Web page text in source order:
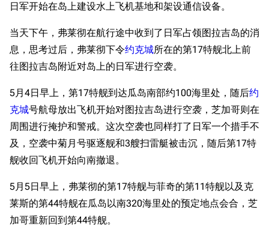
日军开始在岛上建设水上飞机基地和架设通信设备。
当天下午，弗莱彻在航行途中收到了日军占领图拉吉岛的消
息，思考过后，弗莱彻下令约克城所在的第17特舰北上前
往图拉吉岛附近对岛上的日军进行空袭。
5月4日早上，第17特舰到达瓜岛南部约100海里处，随后约
克城号航母放出飞机开始对图拉吉岛进行空袭，芝加哥则在
周围进行掩护和警戒。这次空袭也同样打了日军一个措手不
及，空袭中菊月号驱逐舰和3艘扫雷艇被击沉，随后第17特
舰收回飞机开始向南撤退。
5月5日早上，弗莱彻的第17特舰与菲奇的第11特舰以及克
莱斯的第44特舰在瓜岛以南320海里处的预定地点会合，芝
加哥重新回到第44特舰。